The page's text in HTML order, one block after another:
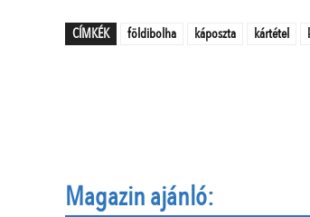
CÍMKÉK földibolha káposzta kártétel
Magazin ajánló: